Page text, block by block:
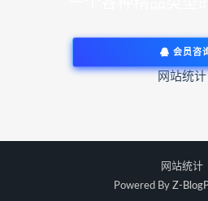
会员咨
网站统计
网站统计
Powered By Z-